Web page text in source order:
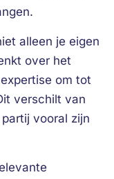
alleen je eigen
over het
om tot
verschilt van
vooral zijn